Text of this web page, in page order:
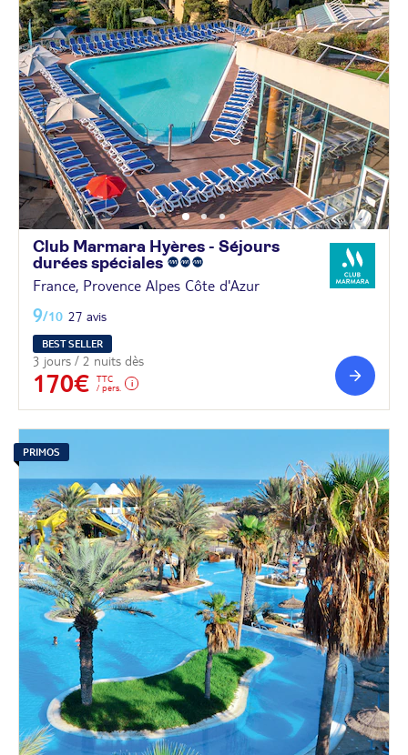
Club Marmara Hyères - Séjours
durées spéciales
France, Provence Alpes Côte d'Azur
9/10 27 avis
BEST SELLER
3 jours / 2 nuits dès
170€
TTC
/ pers.
PRIMOS